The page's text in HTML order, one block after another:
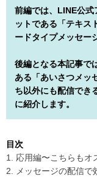
前編では、LINE公式
ットである「テキス
ードタイプメッセー
後編となる本記事で
ある「あいさつメッ
ち以外にも配信でき
に紹介します。
目次
1. 応用編〜こちらもオ
2. メッセージの配信で